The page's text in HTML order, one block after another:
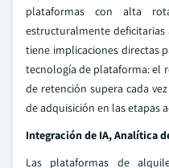
plataformas con alta
estructuralmente deficitarias
tiene implicaciones directas
tecnología de plataforma: el
de retención supera cada
de adquisición en las etapas
Integración de IA, Analítica
Las plataformas de